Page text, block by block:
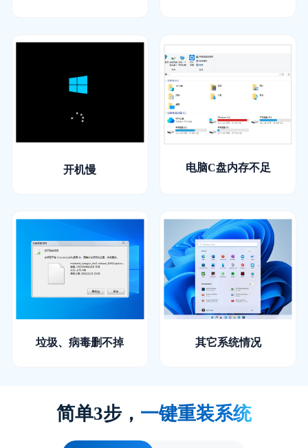
开机慢 电脑C盘内存不足
垃圾、病毒删不掉 其它系统情况
简单3步， 一键重装系统